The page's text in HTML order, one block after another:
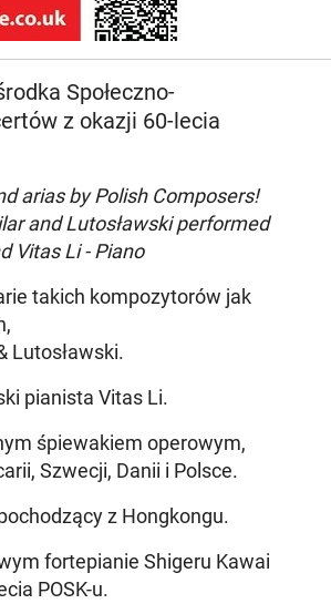
Społeczno-
z okazji 60-lecia
arias by Polish Composers!
and Lutosławski performed
Vitas Li - Piano
takich kompozytorów jak
Lutosławski.
pianista Vitas Li.
śpiewakiem operowym,
Szwecji, Danii i Polsce.
z Hongkongu.
fortepianie Shigeru Kawai
POSK-u.